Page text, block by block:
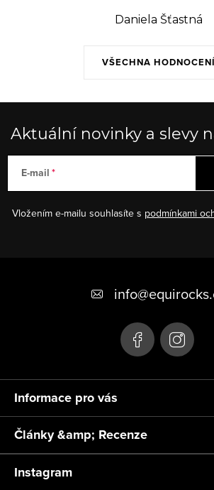
VŠECHNA HODNOCENÍ
Daniela Šťastná
Aktuální novinky a slevy
E-mail
Vložením e-mailu souhlasíte s podmínkami
í
info@
Informace pro vás
Články &amp; Recenze
Instagram